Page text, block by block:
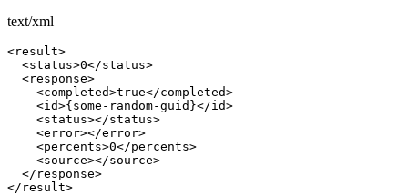
text/xml
<result>
  <status>0</status>
  <response>
    <completed>true</completed>
    <id>{some-random-guid}</id>
    <status></status>
    <error></error>
    <percents>0</percents>
    <source></source>
  </response>
</result>